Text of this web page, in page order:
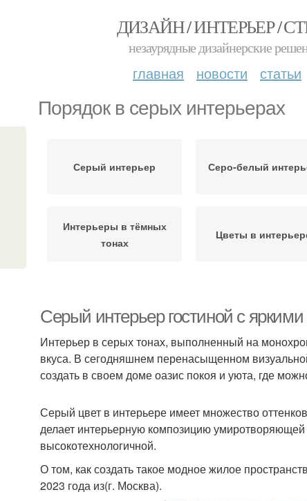
ДИЗАЙН / ИНТЕРЬЕР /
незаурядные дизайнерские
главная новости статьи
Порядок в серых интерьерах
Серый интерьер Серо-белый
Интерьеры в тёмных
тонах
Цветы в
интерьер
Серый интерьер гостиной с
Интерьер в серых тонах, выполненный на
вкуса. В сегодняшнем перенасыщенном
создать в своем доме оазис покоя и уюта, где
Серый цвет в интерьере имеет множество
делает интерьерную композицию
высокотехнологичной.
О том, как создать такое модное жилое
2023 года из(г. Москва).